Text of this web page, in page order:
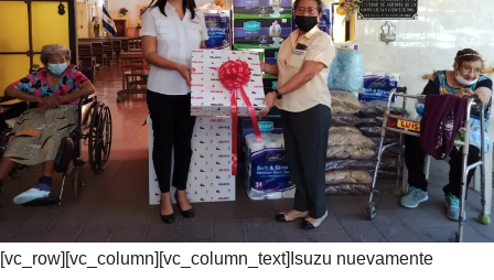
[vc_row][vc_column][vc_column_text] Isuzu nuevamente